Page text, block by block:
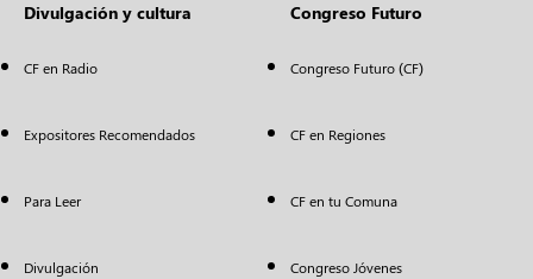
Divulgación y cultura
CF en Radio
Expositores Recomendados
Para Leer
Divulgación
Congreso Futuro
Congreso Futuro (CF)
CF en Regiones
CF en tu Comuna
Congreso Jóvenes